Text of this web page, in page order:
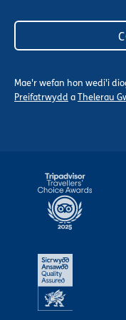
Mae'r wefan hon wedi'i
Preifatrwydd aThelerau